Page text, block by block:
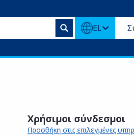
EL
Χρήσιμοι σύνδεσμοι
Προσθήκη στις επιλεγμένες